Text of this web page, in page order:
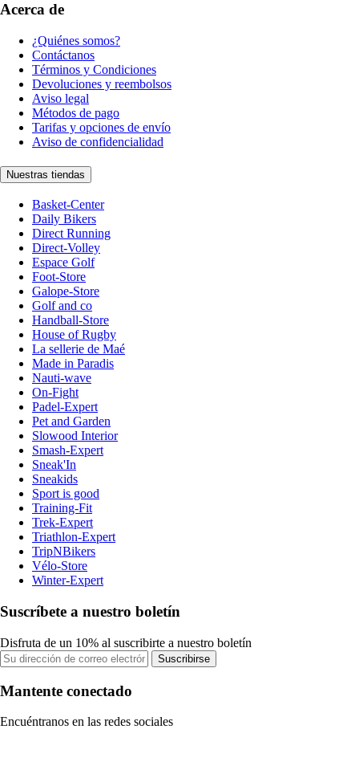
Acerca de
¿Quiénes somos?
Contáctanos
Términos y Condiciones
Devoluciones y reembolsos
Aviso legal
Métodos de pago
Tarifas y opciones de envío
Aviso de confidencialidad
Nuestras tiendas
Basket-Center
Daily Bikers
Direct Running
Direct-Volley
Espace Golf
Foot-Store
Galope-Store
Golf and co
Handball-Store
House of Rugby
La sellerie de Maé
Made in Paradis
Nauti-wave
On-Fight
Padel-Expert
Pet and Garden
Slowood Interior
Smash-Expert
Sneak'In
Sneakids
Sport is good
Training-Fit
Trek-Expert
Triathlon-Expert
TripNBikers
Vélo-Store
Winter-Expert
Suscríbete a nuestro boletín
Disfruta de un 10% al suscribirte a nuestro boletín
Suscribirse
Mantente conectado
Encuéntranos en las redes sociales